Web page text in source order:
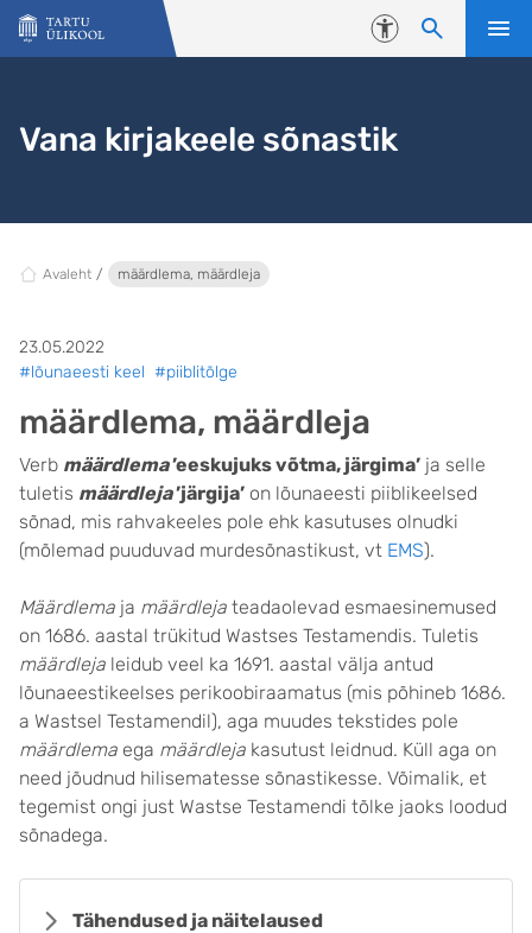
Liigu edasi põhisisu juurde
Juurdepääsetavus
Vana kirjakeele sõnastik
Avaleht määrdlema, määrdleja
23.05.2022
#lõunaeesti keel #piiblitõlge
määrdlema, määrdleja
Verb määrdlema’eeskujuks võtma, järgima’ ja selle
tuletis määrdleja’järgija’ on lõunaeesti piiblikeelsed
sõnad, mis rahvakeeles pole ehk kasutuses olnudki
(mõlemad puuduvad murdesõnastikust, vt EMS).
Määrdlema ja määrdleja teadaolevad esmaesinemused
on 1686. aastal trükitud Wastses Testamendis. Tuletis
määrdleja leidub veel ka 1691. aastal välja antud
lõunaeestikeelses perikoobiraamatus (mis põhineb 1686.
a Wastsel Testamendil), aga muudes tekstides pole
määrdlema ega määrdleja kasutust leidnud. Küll aga on
need jõudnud hilisematesse sõnastikesse. Võimalik, et
tegemist ongi just Wastse Testamendi tõlke jaoks loodud
sõnadega.
Tähendused ja näitelaused